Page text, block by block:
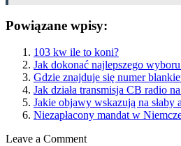
Powiązane wpisy:
103 kw ile to koni?
Jak dokonać najlepszego
Gdzie znajduje się numer
Jak działa transmisja CB radio
Jakie objawy wskazują na słaby
Niezapłacony mandat w
Leave a Comment